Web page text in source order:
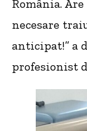
România.
necesare
anticipat!” a
profesionist